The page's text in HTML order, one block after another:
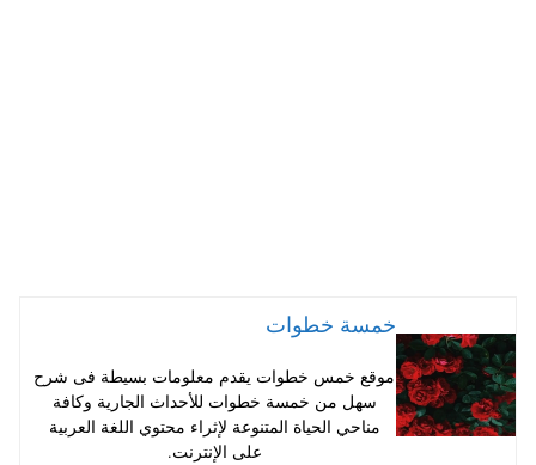
خمسة خطوات
موقع خمس خطوات يقدم معلومات بسيطة فى شرح
سهل من خمسة خطوات للأحداث الجارية وكافة
مناحي الحياة المتنوعة لإثراء محتوي اللغة العربية
على الإنترنت.